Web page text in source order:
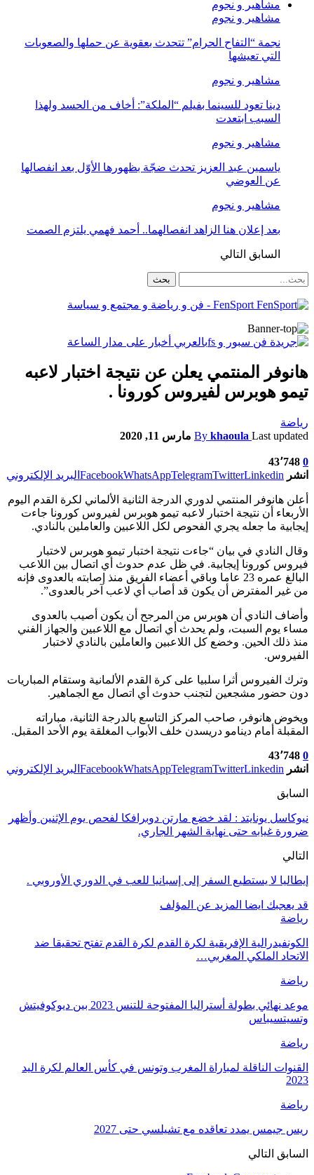
مشاهير و نجوم
مشاهير و نجوم
نجمة “التفاح الحرام” تتحدث بعقوية عن حملها والصعوبات
التي تعيشها
مشاهير و نجوم
دينا تعود للسينما بفيلم “الملكة”: أخاف من الحسد ولهذا
السبب ابتعدت
مشاهير و نجوم
ياسمين عبد العزيز تحدث ضجّة بظهورها الأوّل بعد انفصالها
عن العوضي
مشاهير و نجوم
بعد إعلان هنا الزاهد انفصالهما.. أحمد فهمي يلتزم الصمت
السابق التالي
FenSport - فن و رياضة و مجتمع و سياسة
هانوفر المنتمي يعلن عن نتيجة اختبار لاعبه
تيمو هوبرس لفيروس كورونا .
رياضة
By khaoula Last updated مارس 11, 2020
0 43٬748
انشر
FacebookWhatsAppTelegramTwitterLinkedin البريد الإلكتروني
أعلن هانوفر المنتمي لدوري الدرجة الثانية الألماني لكرة القدم اليوم
الأربعاء أن نتيجة اختبار لاعبه تيمو هوبرس لفيروس كورونا جاءت
إيجابية ما جعله يجري الفحوص لكل اللاعبين والعاملين بالنادي.
وقال النادي في بيان “جاءت نتيجة اختبار تيمو هوبرس لاختبار
فيروس كورونا إيجابية. في ظل عدم حدوث أي اتصال بين اللاعب
البالغ عمره 23 عاما وباقي أعضاء الفريق منذ إصابته بالعدوى فإنه
من غير المفترض أن يكون قد أصاب أي لاعب آخر بالعدوى”.
وأضاف النادي أن هوبرس من المرجح أن يكون أصيب بالعدوى
مساء يوم السبت، ولم يحدث أي اتصال مع اللاعبين والجهاز الفني
منذ ذلك الحين. وخضع كل اللاعبين والعاملين بالنادي لاختبار
الفيروس.
وترك الفيروس أثرا سلبيا على كرة القدم الألمانية وستقام المباريات
دون حضور مشجعين لتجنب حدوث أي اتصال مع الجماهير.
ويخوض هانوفر، صاحب المركز التاسع بالدرجة الثانية، مباراته
المقبلة أمام دينامو دريسدن خلف الأبواب المغلقة يوم الأحد المقبل.
0 43٬748
انشر
FacebookWhatsAppTelegramTwitterLinkedin البريد الإلكتروني
السابق
نيوكاسل يونايتد : لقد خضع مارتن دوبرافكا لفحص يوم الإثنين وأظهر
ضرورة غيابه حتى نهاية الشهر الجاري.
التالي
إيطاليا لا يستطيع السفر إلى إسبانيا للعب في الدوري الأوروبي .
قد يعجبك ايضا المزيد عن المؤلف
رياضة
الكونفيدرالية الإفريقية لكرة القدم لكرة القدم تفتح تحقيقا ضد
الاتحاد الملكي المغربي…
رياضة
موعد نهائي بطولة أستراليا المفتوحة للتنس 2023 بين ديوكوفيتش
وتسيتسيباس
رياضة
القنوات الناقلة لمباراة المغرب وتونس في كأس العالم لكرة اليد
2023
رياضة
ريس جيمس يمدد تعاقده مع تشيلسي حتى 2027
السابق التالي